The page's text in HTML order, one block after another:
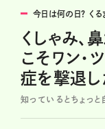
今日は何の日？ くる
くしゃみ、
こそワン・
症を撃退し
知っているとちょっ